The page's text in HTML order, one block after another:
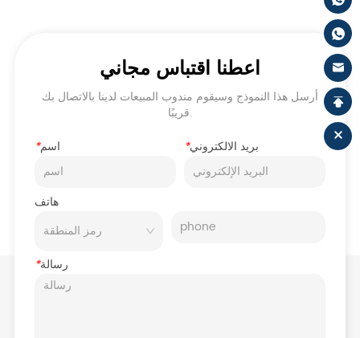
اعطنا اقتباس مجاني
أرسل هذا النموذج وسيقوم مندوب المبيعات لدينا بالاتصال بك
قريبًا.
*اسم *بريد الالكتروني
هاتف
*رسالة